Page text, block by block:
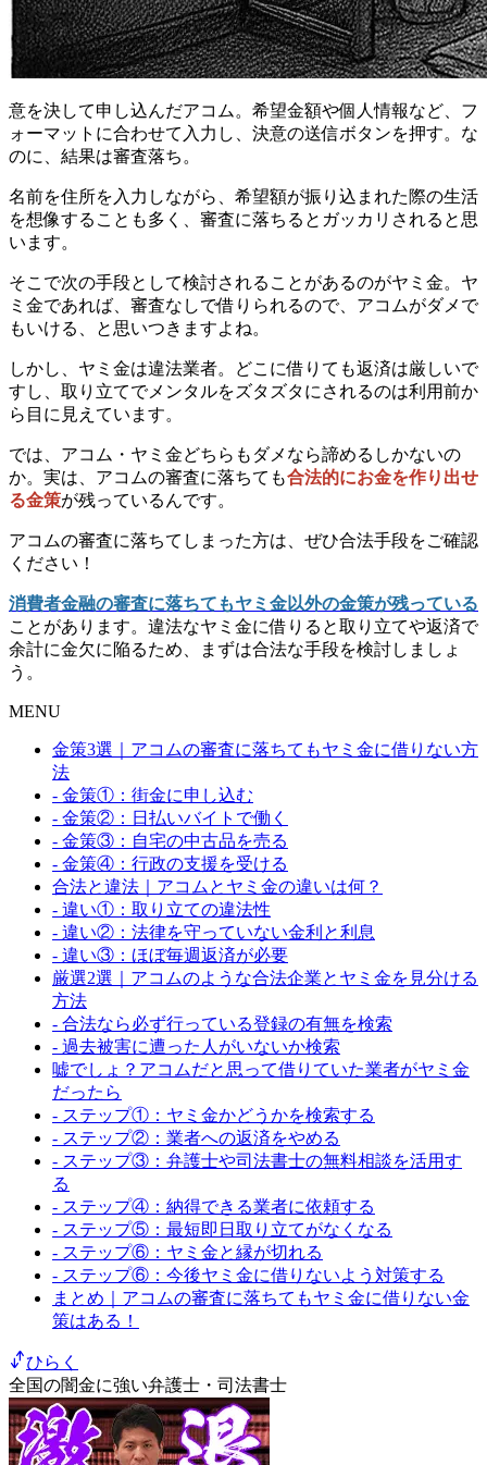
意を決して申し込んだアコム。希望金額や個人情報など、フ
ォーマットに合わせて入力し、決意の送信ボタンを押す。な
のに、結果は審査落ち。
名前を住所を入力しながら、希望額が振り込まれた際の生活
を想像することも多く、審査に落ちるとガッカリされると思
います。
そこで次の手段として検討されることがあるのがヤミ金。ヤ
ミ金であれば、審査なしで借りられるので、アコムがダメで
もいける、と思いつきますよね。
しかし、ヤミ金は違法業者。どこに借りても返済は厳しいで
すし、取り立てでメンタルをズタズタにされるのは利用前か
ら目に見えています。
では、アコム・ヤミ金どちらもダメなら諦めるしかないの
か。実は、 アコムの審査に落ちても合法的にお金を作り出せ
る金策が残っている んです。
アコムの審査に落ちてしまった方は、ぜひ合法手段をご確認
ください！
消費者金融の審査に落ちてもヤミ金以外の金策が残っている
ことがあります。違法なヤミ金に借りると取り立てや返済で
余計に金欠に陥るため、まずは合法な手段を検討しましょ
う。
MENU
金策3選｜アコムの審査に落ちてもヤミ金に借りない方
法
- 金策①：街金に申し込む
- 金策②：日払いバイトで働く
- 金策③：自宅の中古品を売る
- 金策④：行政の支援を受ける
合法と違法｜アコムとヤミ金の違いは何？
- 違い①：取り立ての違法性
- 違い②：法律を守っていない金利と利息
- 違い③：ほぼ毎週返済が必要
厳選2選｜アコムのような合法企業とヤミ金を見分ける
方法
- 合法なら必ず行っている登録の有無を検索
- 過去被害に遭った人がいないか検索
嘘でしょ？アコムだと思って借りていた業者がヤミ金
だったら
- ステップ①：ヤミ金かどうかを検索する
- ステップ②：業者への返済をやめる
- ステップ③：弁護士や司法書士の無料相談を活用す
る
- ステップ④：納得できる業者に依頼する
- ステップ⑤：最短即日取り立てがなくなる
- ステップ⑥：ヤミ金と縁が切れる
- ステップ⑥：今後ヤミ金に借りないよう対策する
まとめ｜アコムの審査に落ちてもヤミ金に借りない金
策はある！
ひらく
全国の闇金に強い弁護士・司法書士